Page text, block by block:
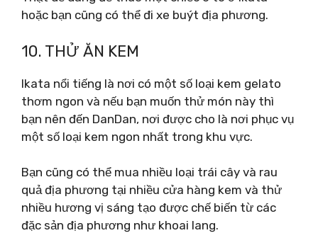
hoặc bạn cũng có thể đi xe buýt địa phương.
10. THỬ ĂN KEM
Ikata nổi tiếng là nơi có một số loại kem gelato
thơm ngon và nếu bạn muốn thử món này thì
bạn nên đến DanDan, nơi được cho là nơi phục vụ
một số loại kem ngon nhất trong khu vực.
Bạn cũng có thể mua nhiều loại trái cây và rau
quả địa phương tại nhiều cửa hàng kem và thử
nhiều hương vị sáng tạo được chế biến từ các
đặc sản địa phương như khoai lang.